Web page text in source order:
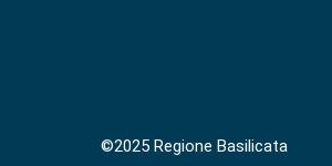
©2025 Regione Basilicata